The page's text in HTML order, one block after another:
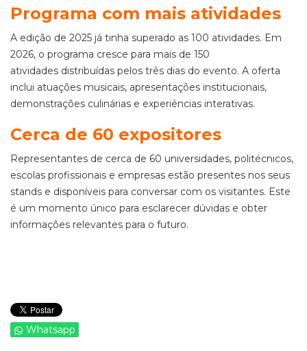
Programa com mais atividades
A edição de 2025 já tinha superado as 100 atividades. Em
2026, o programa cresce para mais de 150
atividades distribuídas pelos três dias do evento. A oferta
inclui atuações musicais, apresentações institucionais,
demonstrações culinárias e experiências interativas.
Cerca de 60 expositores
Representantes de cerca de 60 universidades, politécnicos,
escolas profissionais e empresas estão presentes nos seus
stands e disponíveis para conversar com os visitantes. Este
é um momento único para esclarecer dúvidas e obter
informações relevantes para o futuro.
Whatsapp